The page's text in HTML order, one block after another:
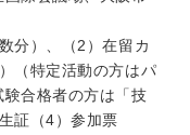
分）、（2）在留カ
（特定活動の方はパ
合格者の方は「技
証（4）参加票